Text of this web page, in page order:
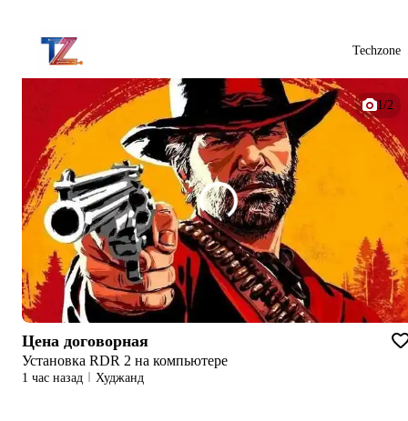
Techzone
1/2
Цена договорная
Установка RDR 2 на компьютере
1 час назад Худжанд